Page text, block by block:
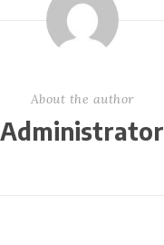
About the author
Administrator